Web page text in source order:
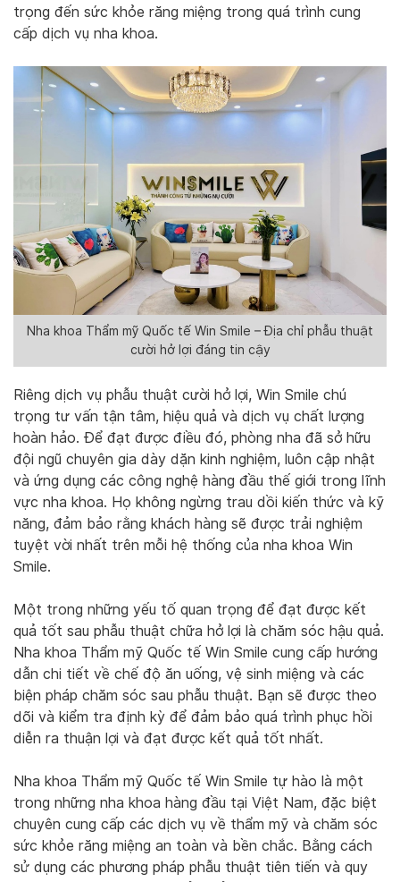
trọng đến sức khỏe răng miệng trong quá trình cung
cấp dịch vụ nha khoa.
Nha khoa Thẩm mỹ Quốc tế Win Smile – Địa chỉ phẫu thuật
cười hở lợi đáng tin cậy
Riêng dịch vụ phẫu thuật cười hở lợi, Win Smile chú
trọng tư vấn tận tâm, hiệu quả và dịch vụ chất lượng
hoàn hảo. Để đạt được điều đó, phòng nha đã sở hữu
đội ngũ chuyên gia dày dặn kinh nghiệm, luôn cập nhật
và ứng dụng các công nghệ hàng đầu thế giới trong lĩnh
vực nha khoa. Họ không ngừng trau dồi kiến thức và kỹ
năng, đảm bảo rằng khách hàng sẽ được trải nghiệm
tuyệt vời nhất trên mỗi hệ thống của nha khoa Win
Smile.
Một trong những yếu tố quan trọng để đạt được kết
quả tốt sau phẫu thuật chữa hở lợi là chăm sóc hậu quả.
Nha khoa Thẩm mỹ Quốc tế Win Smile cung cấp hướng
dẫn chi tiết về chế độ ăn uống, vệ sinh miệng và các
biện pháp chăm sóc sau phẫu thuật. Bạn sẽ được theo
dõi và kiểm tra định kỳ để đảm bảo quá trình phục hồi
diễn ra thuận lợi và đạt được kết quả tốt nhất.
Nha khoa Thẩm mỹ Quốc tế Win Smile tự hào là một
trong những nha khoa hàng đầu tại Việt Nam, đặc biệt
chuyên cung cấp các dịch vụ về thẩm mỹ và chăm sóc
sức khỏe răng miệng an toàn và bền chắc. Bằng cách
sử dụng các phương pháp phẫu thuật tiên tiến và quy